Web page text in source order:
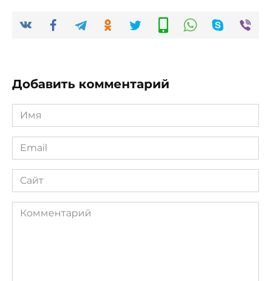
Добавить комментарий
Имя
*
Email
*
Сайт
Комментарий